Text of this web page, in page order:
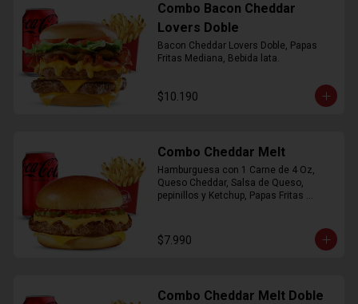
Combo Bacon Cheddar
Lovers Doble
Bacon Cheddar Lovers Doble, Papas
Fritas Mediana, Bebida lata.
$10.190
Combo Cheddar Melt
Hamburguesa con 1 Carne de 4 Oz,
Queso Cheddar, Salsa de Queso,
pepinillos y Ketchup, Papas Fritas
$7.990
Combo Cheddar Melt Doble